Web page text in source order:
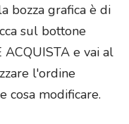
bozza grafica è di
sul bottone
e vai al
l'ordine
cosa modificare.